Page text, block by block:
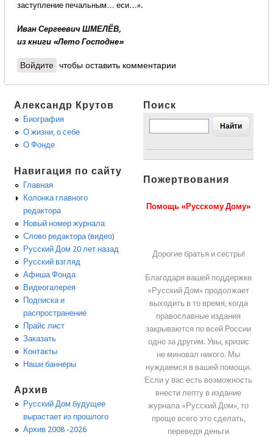
заступление печальным… еси…».
Иван Сергеевич ШМЕЛЁВ,
из книги «Лето Господне»
Войдите чтобы оставить комментарии
Александр Крутов
Биография
О жизни, о себе
О Фонде
Навигация по сайту
Главная
Колонка главного
редактора
Новый номер журнала
Слово редактора (видео)
Русский Дом 20 лет назад
Русский взгляд
Афиша Фонда
Видеогалерея
Подписка и
распространение
Прайс лист
Заказать
Контакты
Наши баннеры
Архив
Русский Дом будущее
вырастает из прошлого
Архив 2008 -2026
Поиск
Пожертвования
Помощь «Русскому Дому»
Дорогие братья и сестры!
Благодаря вашей поддержке
«Русский Дом» продолжает
выходить в то время, когда
православные издания
закрываются по всей России
одно за другим. Увы, кризис
не миновал никого. Мы
нуждаемся в вашей помощи.
Если у вас есть возможность
внести лепту в издание
журнала «Русский Дом», то
проще всего это сделать,
переведя деньги